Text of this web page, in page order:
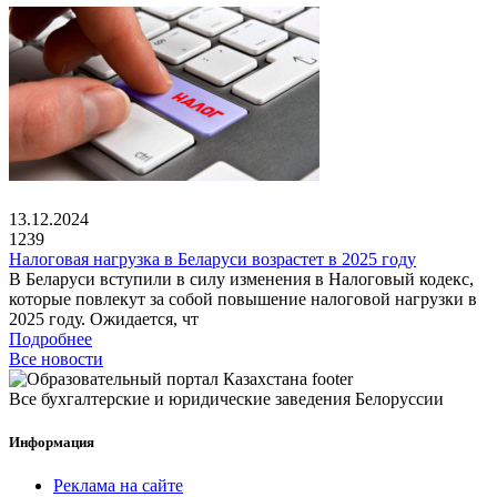
13.12.2024
1239
Налоговая нагрузка в Беларуси возрастет в 2025 году
В Беларуси вступили в силу изменения в Налоговый кодекс,
которые повлекут за собой повышение налоговой нагрузки в
2025 году. Ожидается, чт
Подробнее
Все новости
Все бухгалтерские и юридические заведения Белоруссии
Информация
Реклама на сайте